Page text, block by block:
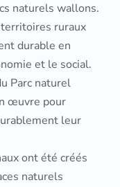
naturels wallons.
ruraux
durable en
et le social.
Parc naturel
œuvre pour
leur
ont été créés
naturels